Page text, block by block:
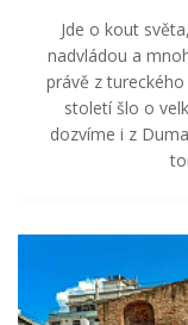
Jde o kout
nadvládou a
právě z
století šlo o
dozvíme i z